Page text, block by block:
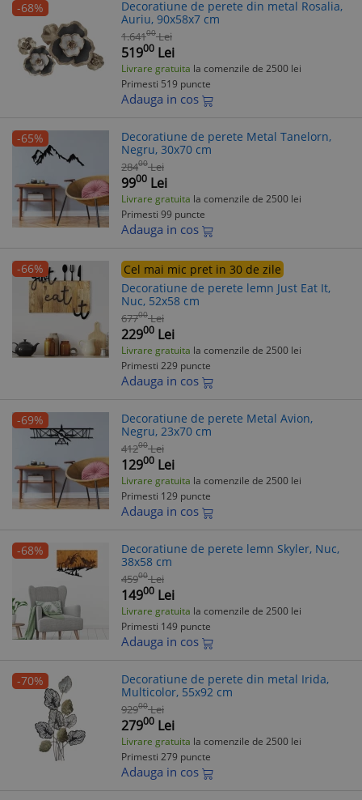
-68%
Decoratiune de perete din metal Rosalia,
Auriu, 90x58x7 cm
1.64100 Lei
51900 Lei
Livrare gratuita la comenzile de 2500 lei
Primesti 519 puncte
Adauga in cos
-65%
Decoratiune de perete Metal Tanelorn,
Negru, 30x70 cm
28400 Lei
9900 Lei
Livrare gratuita la comenzile de 2500 lei
Primesti 99 puncte
Adauga in cos
-66%
Cel mai mic pret in 30 de zile
Decoratiune de perete lemn Just Eat It,
Nuc, 52x58 cm
67700 Lei
22900 Lei
Livrare gratuita la comenzile de 2500 lei
Primesti 229 puncte
Adauga in cos
-69%
Decoratiune de perete Metal Avion,
Negru, 23x70 cm
41200 Lei
12900 Lei
Livrare gratuita la comenzile de 2500 lei
Primesti 129 puncte
Adauga in cos
-68%
Decoratiune de perete lemn Skyler, Nuc,
38x58 cm
45900 Lei
14900 Lei
Livrare gratuita la comenzile de 2500 lei
Primesti 149 puncte
Adauga in cos
-70%
Decoratiune de perete din metal Irida,
Multicolor, 55x92 cm
92900 Lei
27900 Lei
Livrare gratuita la comenzile de 2500 lei
Primesti 279 puncte
Adauga in cos